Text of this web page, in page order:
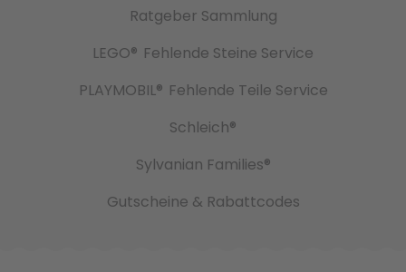
Ratgeber Sammlung
LEGO® Fehlende Steine Service
PLAYMOBIL® Fehlende Teile Service
Schleich®
Sylvanian Families®
Gutscheine & Rabattcodes